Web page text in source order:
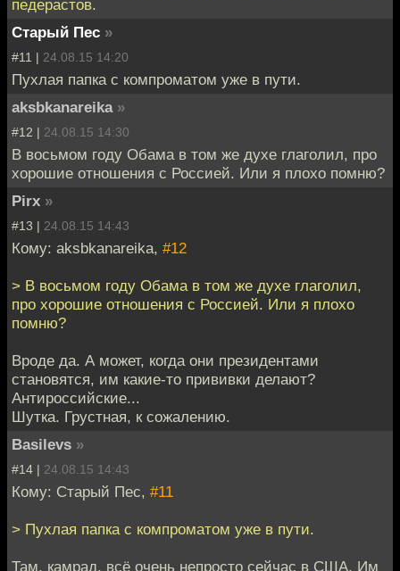
педерастов.
Старый Пес »
#11 | 24.08.15 14:20
Пухлая папка с компроматом уже в пути.
aksbkanareika »
#12 | 24.08.15 14:30
В восьмом году Обама в том же духе глаголил, про
хорошие отношения с Россией. Или я плохо помню?
Pirx »
#13 | 24.08.15 14:43
Кому: aksbkanareika, #12
> В восьмом году Обама в том же духе глаголил,
про хорошие отношения с Россией. Или я плохо
помню?
Вроде да. А может, когда они президентами
становятся, им какие-то прививки делают?
Антироссийские...
Шутка. Грустная, к сожалению.
Basilevs »
#14 | 24.08.15 14:43
Кому: Старый Пес, #11
> Пухлая папка с компроматом уже в пути.
Там, камрад, всё очень непросто сейчас в США. Им